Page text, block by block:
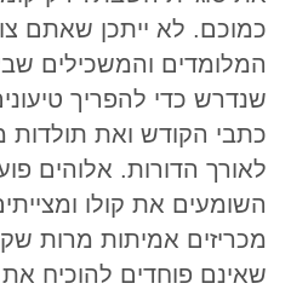
כמוכם. לא ייתכן שאתם
המלומדים והמשכילים
שנדרש כדי להפריך
כתבי הקודש ואת תולדות
לאורך הדורות. אלוהים
השומעים את קולו
מכריזים אמיתות מרות
שאינם פוחדים להוכיח